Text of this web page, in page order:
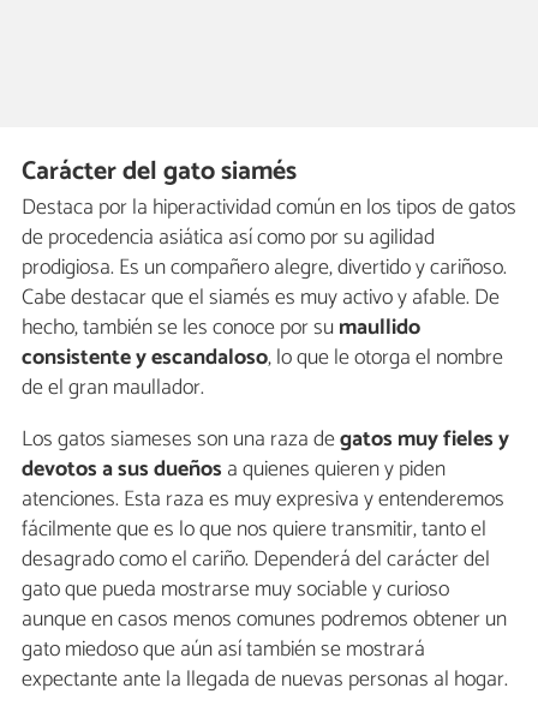
Carácter del gato siamés
Destaca por la hiperactividad común en los tipos de gatos
de procedencia asiática así como por su agilidad
prodigiosa. Es un compañero alegre, divertido y cariñoso.
Cabe destacar que el siamés es muy activo y afable. De
hecho, también se les conoce por sumaullido
consistente y escandaloso, lo que le otorga el nombre
de el gran maullador.
Los gatos siameses son una raza degatos muy fieles y
devotos a sus dueños a quienes quieren y piden
atenciones. Esta raza es muy expresiva y entenderemos
fácilmente que es lo que nos quiere transmitir, tanto el
desagrado como el cariño. Dependerá del carácter del
gato que pueda mostrarse muy sociable y curioso
aunque en casos menos comunes podremos obtener un
gato miedoso que aún así también se mostrará
expectante ante la llegada de nuevas personas al hogar.